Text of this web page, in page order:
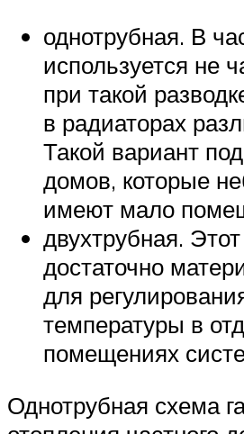
однотрубная. В
используется не
при такой
в радиаторах
Такой вариант
домов, которые
имеют мало
двухтрубная.
достаточно
для
температуры в
помещениях
Однотрубная схема